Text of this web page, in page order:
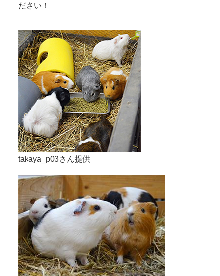
ださい！
takaya_p03さん提供